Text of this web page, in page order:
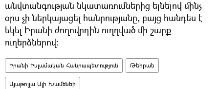
անվտանգության նկատառումներից ելնելով մինչ
օրս չի ներկայացել հանրությանը, բայց հանդես է
եկել Իրանի ժողովրդին ուղղված մի շարք
ուղերձներով:
Իրանի Իսլամական Հանրապետություն Թեհրան
Այաթոլլա Ալի Խամենեի